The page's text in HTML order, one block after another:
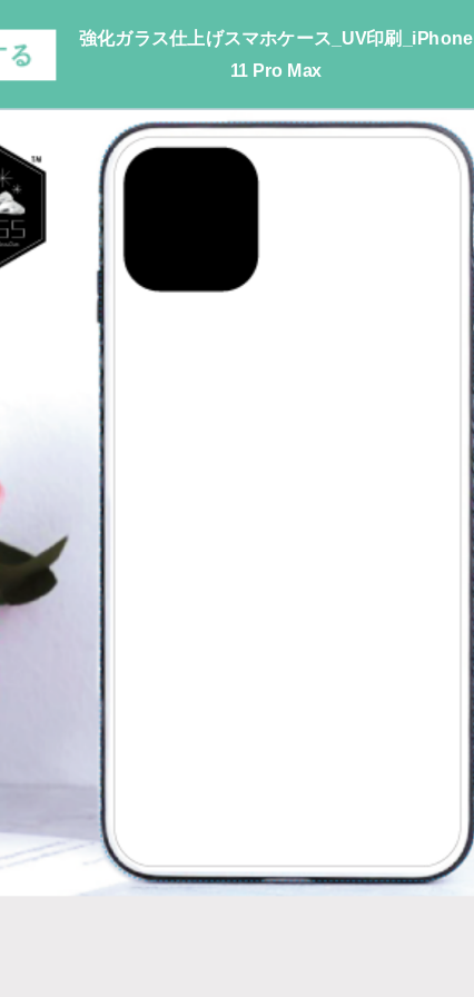
強化ガラス仕上げスマホケース_UV印刷_iPhone
11 Pro Max